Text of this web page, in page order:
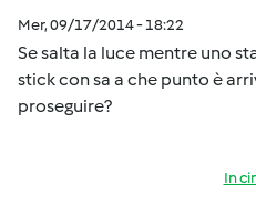
Mer, 09/17/2014 - 18:22
Se salta la luce mentre uno
stick con sa a che punto è
proseguire?
In